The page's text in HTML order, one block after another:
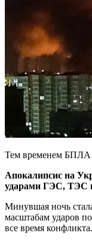
Тем временем
Апокалипсис на
ударами ГЭС, ТЭС
Минувшая ночь
масштабам ударов
все время конфликта.